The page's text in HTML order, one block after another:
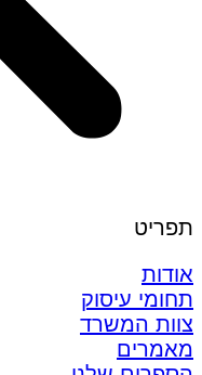
תפריט
אודות
תחומי עיסוק
צוות המשרד
מאמרים